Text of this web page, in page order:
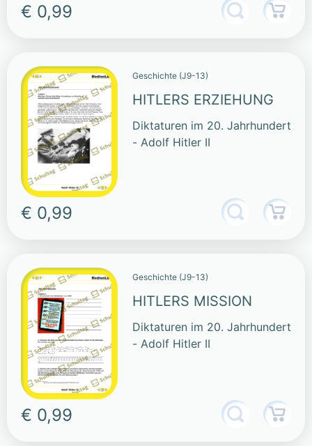
€ 0,99
Geschichte (J9-13)
HITLERS ERZIEHUNG
Diktaturen im 20. Jahrhundert
- Adolf Hitler II
€ 0,99
Geschichte (J9-13)
HITLERS MISSION
Diktaturen im 20. Jahrhundert
- Adolf Hitler II
€ 0,99